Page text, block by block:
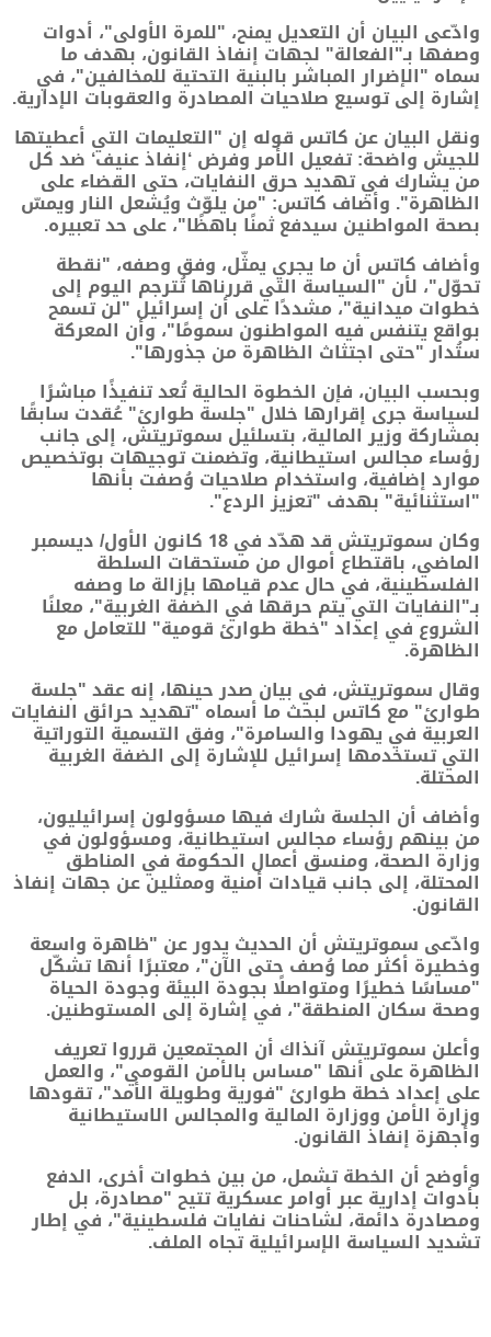
وادّعى البيان أن التعديل يمنح، "للمرة الأولى"، أدوات
وصفها بـ"الفعالة" لجهات إنفاذ القانون، بهدف ما
سماه "الإضرار المباشر بالبنية التحتية للمخالفين"، في
إشارة إلى توسيع صلاحيات المصادرة والعقوبات الإدارية.
ونقل البيان عن كاتس قوله إن "التعليمات التي أعطيتها
للجيش واضحة: تفعيل الأمر وفرض ‘إنفاذ عنيف‘ ضد كل
من يشارك في تهديد حرق النفايات، حتى القضاء على
الظاهرة". وأضاف كاتس: "من يلوّث ويُشعل النار ويمسّ
بصحة المواطنين سيدفع ثمنًا باهظًا"، على حد تعبيره.
وأضاف كاتس أن ما يجري يمثّل، وفق وصفه، "نقطة
تحوّل"، لأن "السياسة التي قررناها تُترجم اليوم إلى
خطوات ميدانية"، مشددًا على أن إسرائيل "لن تسمح
بواقع يتنفس فيه المواطنون سمومًا"، وأن المعركة
ستُدار "حتى اجتثاث الظاهرة من جذورها".
وبحسب البيان، فإن الخطوة الحالية تُعد تنفيذًا مباشرًا
لسياسة جرى إقرارها خلال "جلسة طوارئ" عُقدت سابقًا
بمشاركة وزير المالية، بتسلئيل سموتريتش، إلى جانب
رؤساء مجالس استيطانية، وتضمنت توجيهات بوتخصيص
موارد إضافية، واستخدام صلاحيات وُصفت بأنها
"استثنائية" بهدف "تعزيز الردع".
وكان سموتريتش قد هدّد في 18 كانون الأول/ ديسمبر
الماضي، باقتطاع أموال من مستحقات السلطة
الفلسطينية، في حال عدم قيامها بإزالة ما وصفه
بـ"النفايات التي يتم حرقها في الضفة الغربية"، معلنًا
الشروع في إعداد "خطة طوارئ قومية" للتعامل مع
الظاهرة.
وقال سموتريتش، في بيان صدر حينها، إنه عقد "جلسة
طوارئ" مع كاتس لبحث ما أسماه "تهديد حرائق النفايات
العربية في يهودا والسامرة"، وفق التسمية التوراتية
التي تستخدمها إسرائيل للإشارة إلى الضفة الغربية
المحتلة.
وأضاف أن الجلسة شارك فيها مسؤولون إسرائيليون،
من بينهم رؤساء مجالس استيطانية، ومسؤولون في
وزارة الصحة، ومنسق أعمال الحكومة في المناطق
المحتلة، إلى جانب قيادات أمنية وممثلين عن جهات إنفاذ
القانون.
وادّعى سموتريتش أن الحديث يدور عن "ظاهرة واسعة
وخطيرة أكثر مما وُصف حتى الآن"، معتبرًا أنها تشكّل
"مساسًا خطيرًا ومتواصلًا بجودة البيئة وجودة الحياة
وصحة سكان المنطقة"، في إشارة إلى المستوطنين.
وأعلن سموتريتش آنذاك أن المجتمعين قرروا تعريف
الظاهرة على أنها "مساس بالأمن القومي"، والعمل
على إعداد خطة طوارئ "فورية وطويلة الأمد"، تقودها
وزارة الأمن ووزارة المالية والمجالس الاستيطانية
وأجهزة إنفاذ القانون.
وأوضح أن الخطة تشمل، من بين خطوات أخرى، الدفع
بأدوات إدارية عبر أوامر عسكرية تتيح "مصادرة، بل
ومصادرة دائمة، لشاحنات نفايات فلسطينية"، في إطار
تشديد السياسة الإسرائيلية تجاه الملف.